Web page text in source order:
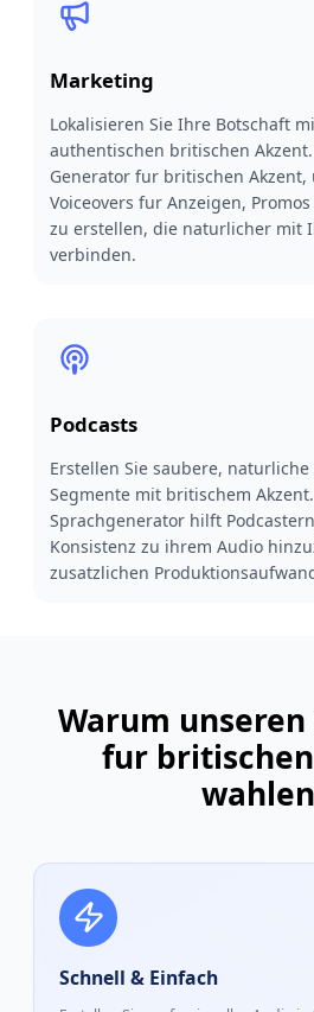
Marketing
Lokalisieren Sie Ihre Botschaft
authentischen britischen
Generator fur britischen
Voiceovers fur Anzeigen,
zu erstellen, die naturlicher mit
verbinden.
Podcasts
Erstellen Sie saubere,
Segmente mit britischem
Sprachgenerator hilft
Konsistenz zu ihrem Audio
zusatzlichen
Warum
fur
Schnell & Einfach